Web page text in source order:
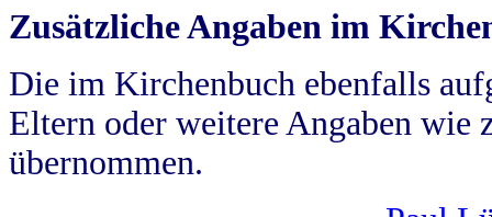
Zusätzliche Angaben im
Die im Kirchenbuch ebenfalls
Eltern oder weitere Angaben wie
übernommen.